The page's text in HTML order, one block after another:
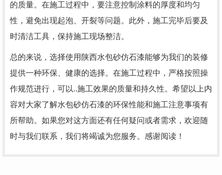
的质量。在施工过程中，要注意控制涂料的厚度和均匀
性，避免出现起泡、开裂等问题。此外，施工完毕后要及
时清洁工具，保持施工现场整洁。
总的来说，选择使用陕西水包砂仿石漆能够为我们的装修
提供一种环保、健康的选择。在施工过程中，严格按照操
作规范进行，可以..施工效果的质量和持久性。希望以上内
容对大家了解水包砂仿石漆的环保性能和施工注意事项有
所帮助。如果您对这方面还有任何疑问或者需求，欢迎随
时与我们联系，我们将竭诚为您服务。感谢阅读！